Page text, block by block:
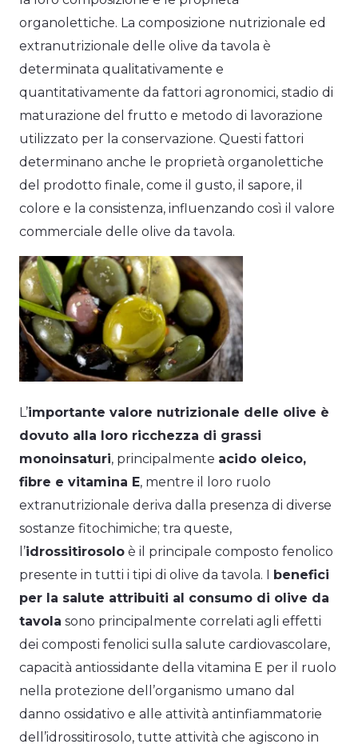
organolettiche. La composizione nutrizionale ed
extranutrizionale delle olive da tavola è
determinata qualitativamente e
quantitativamente da fattori agronomici, stadio di
maturazione del frutto e metodo di lavorazione
utilizzato per la conservazione. Questi fattori
determinano anche le proprietà organolettiche
del prodotto finale, come il gusto, il sapore, il
colore e la consistenza, influenzando così il valore
commerciale delle olive da tavola.
L’importante valore nutrizionale delle olive è
dovuto alla loro ricchezza di grassi
monoinsaturi, principalmente acido oleico,
fibre e vitamina E, mentre il loro ruolo
extranutrizionale deriva dalla presenza di diverse
sostanze fitochimiche; tra queste,
l’idrossitirosolo è il principale composto fenolico
presente in tutti i tipi di olive da tavola. I benefici
per la salute attribuiti al consumo di olive da
tavola sono principalmente correlati agli effetti
dei composti fenolici sulla salute cardiovascolare,
capacità antiossidante della vitamina E per il ruolo
nella protezione dell’organismo umano dal
danno ossidativo e alle attività antinfiammatorie
dell’idrossitirosolo, tutte attività che agiscono in